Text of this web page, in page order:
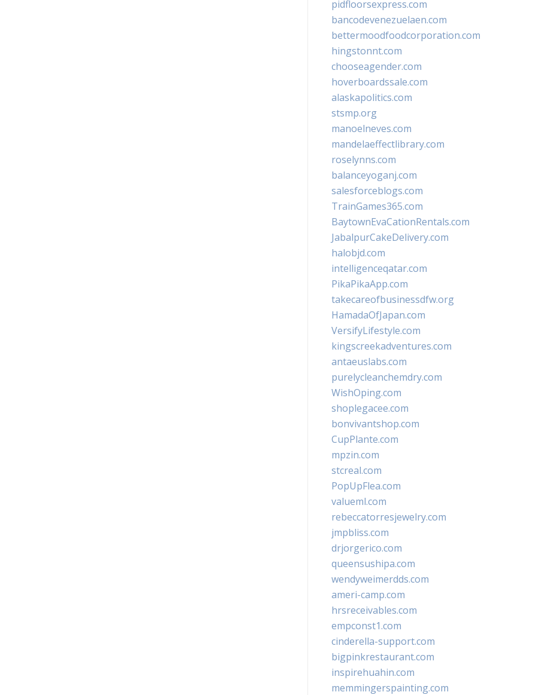
pidfloorsexpress.com
bancodevenezuelaen.com
bettermoodfoodcorporation.com
hingstonnt.com
chooseagender.com
hoverboardssale.com
alaskapolitics.com
stsmp.org
manoelneves.com
mandelaeffectlibrary.com
roselynns.com
balanceyoganj.com
salesforceblogs.com
TrainGames365.com
BaytownEvaCationRentals.com
JabalpurCakeDelivery.com
halobjd.com
intelligenceqatar.com
PikaPikaApp.com
takecareofbusinessdfw.org
HamadaOfJapan.com
VersifyLifestyle.com
kingscreekadventures.com
antaeuslabs.com
purelycleanchemdry.com
WishOping.com
shoplegacee.com
bonvivantshop.com
CupPlante.com
mpzin.com
stcreal.com
PopUpFlea.com
valueml.com
rebeccatorresjewelry.com
jmpbliss.com
drjorgerico.com
queensushipa.com
wendyweimerdds.com
ameri-camp.com
hrsreceivables.com
empconst1.com
cinderella-support.com
bigpinkrestaurant.com
inspirehuahin.com
memmingerspainting.com